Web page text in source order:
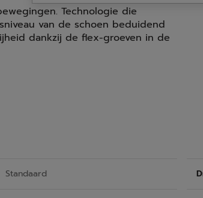
Technologie die
van de schoen beduidend
dankzij de flex-groeven in de
Standaard